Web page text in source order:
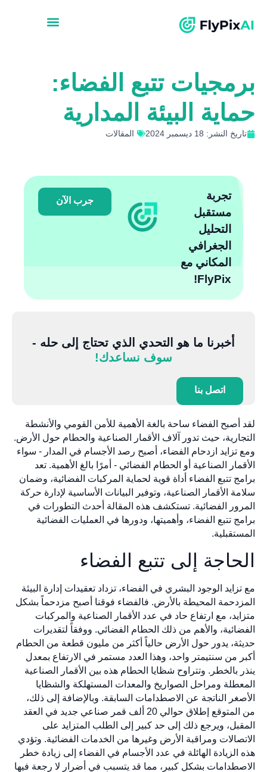
برمجيات تتبع الفضاء:
حماية البيئة المدارية
تاريخ النشر: 18 ديسمبر 2024 المقالات
تجربة
مستقبل
التحليل
الجغرافي
المكاني مع
FlyPix!
جرب الآن
أخبرنا ما هو التحدي الذي تحتاج إلى حله -
سوف نساعدك!
اتصل بنا
لقد أصبح الفضاء ساحة بالغة الأهمية للأمن القومي والأنشطة
التجارية، حيث تدور آلاف الأقمار الصناعية والحطام حول الأرض.
ومع تزايد ازدحام الفضاء، أصبح رصد الأجسام في المدار - سواء
الأقمار الصناعية أو الحطام الفضائي - أمرًا بالغ الأهمية. تعد
برامج تتبع الفضاء أداة قوية لحماية المركبات الفضائية، وضمان
سلامة الأقمار الصناعية، وتوفير البيانات الأساسية لإدارة حركة
المرور الفضائية. تستكشف هذه المقالة أحدث التطورات في
برامج تتبع الفضاء، وأهميتها، ودورها في العمليات الفضائية
المستقبلية.
الحاجة إلى تتبع الفضاء
مع تزايد الوجود البشري في الفضاء، تزداد تعقيدات إدارة البيئة
المزدحمة المحيطة بالأرض. فالفضاء فوقنا أصبح مزدحماً بشكل
متزايد، مع ارتفاع حاد في عدد الأقمار الصناعية والمركبات
الفضائية، والأهم من ذلك الحطام الفضائي. ووفقاً لتقديرات
حديثة، يدور حول الأرض حالياً أكثر من مليون قطعة من الحطام
أكبر من سنتيمتر واحد، وهذا العدد مستمر في الارتفاع بمعدل
ينذر بالخطر. وتتراوح شظايا الحطام هذه بين الأقمار الصناعية
المعطلة ومراحل الصواريخ والمعدات المستهلكة والشظايا
الأصغر الناتجة عن الاصطدامات السابقة. وبالإضافة إلى ذلك،
من المتوقع إطلاق حوالي 20 ألف قمر صناعي جديد في العقد
المقبل، ويرجع ذلك إلى حد كبير إلى الطلب المتزايد على
الاتصالات ومراقبة الأرض وغيرها من الخدمات الفضائية. وتؤدي
هذه الزيادة الهائلة في عدد الأجسام في الفضاء إلى زيادة خطر
الاصطدامات بشكل كبير، مما قد يتسبب في أضرار لا رجعة فيها